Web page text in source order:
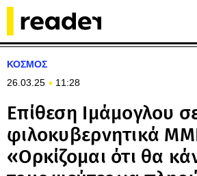
ΚΟΣΜΟΣ
26.03.25
11:28
Επίθεση Ιμάμογλου
φιλοκυβερνητικά
«Ορκίζομαι ότι θα